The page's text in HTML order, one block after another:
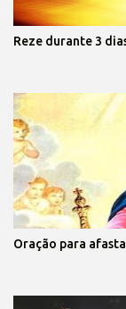
Reze durante 3
Oração para